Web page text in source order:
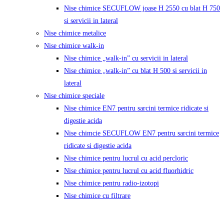
Nise chimice SECUFLOW joase H 2550 cu blat H 750
si servicii in lateral
Nise chimice metalice
Nise chimice walk-in
Nise chimice „walk-in” cu servicii in lateral
Nise chimice „walk-in” cu blat H 500 si servicii in
lateral
Nise chimice speciale
Nise chimice EN7 pentru sarcini termice ridicate si
digestie acida
Nise chimcie SECUFLOW EN7 pentru sarcini termice
ridicate si digestie acida
Nise chimice pentru lucrul cu acid percloric
Nise chimice pentru lucrul cu acid fluorhidric
Nise chimice pentru radio-izotopi
Nise chimice cu filtrare